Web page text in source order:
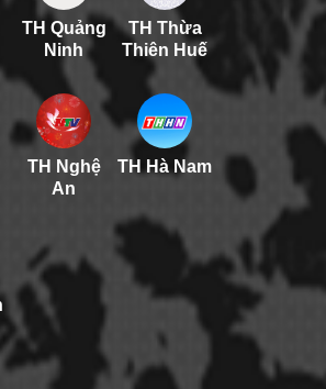
TH Quảng
Ninh
TH Thừa
Thiên Huế
TH Nghệ
An
TH Hà Nam